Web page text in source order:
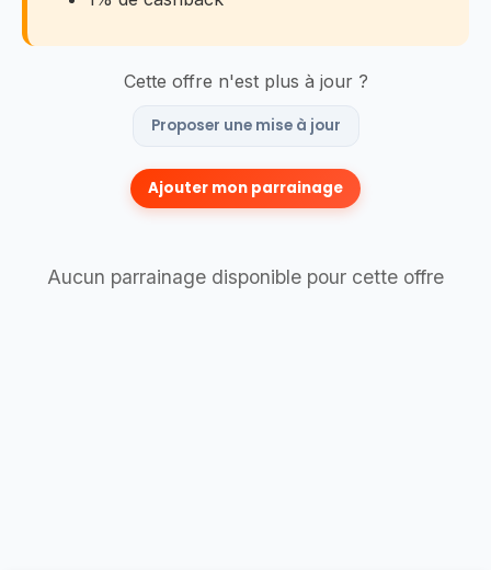
Cette offre n'est plus à jour ?
Proposer une mise à jour
Ajouter mon parrainage
Aucun parrainage disponible pour cette offre